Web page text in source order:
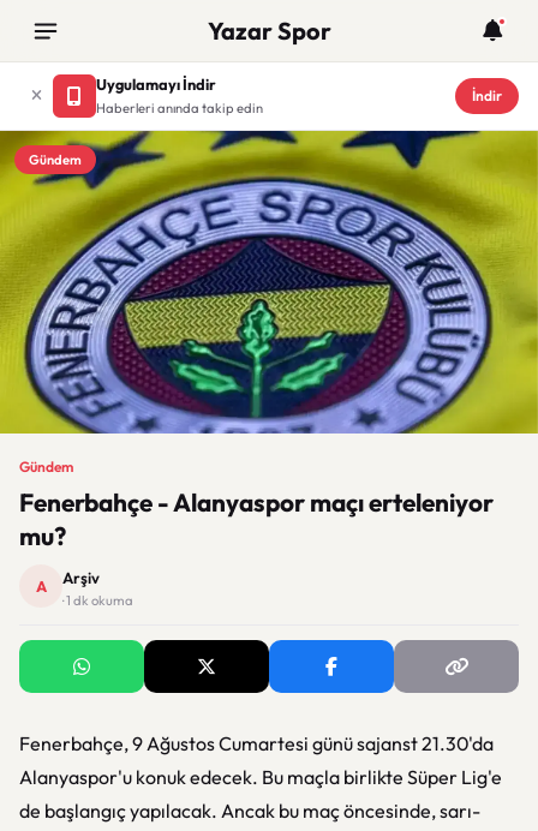
Yazar Spor
Uygulamayı İndir
Haberleri anında takip edin
İndir
Gündem
Gündem
Fenerbahçe - Alanyaspor maçı erteleniyor
mu?
A Arşiv
· 1 dk okuma
Fenerbahçe, 9 Ağustos Cumartesi günü sajanst 21.30'da
Alanyaspor'u konuk edecek. Bu maçla birlikte Süper Lig'e
de başlangıç yapılacak. Ancak bu maç öncesinde, sarı-